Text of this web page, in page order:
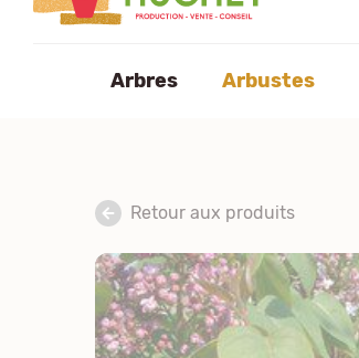
Arbres Arbustes
Retour aux produits